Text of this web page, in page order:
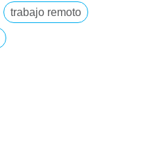
trabajo remoto